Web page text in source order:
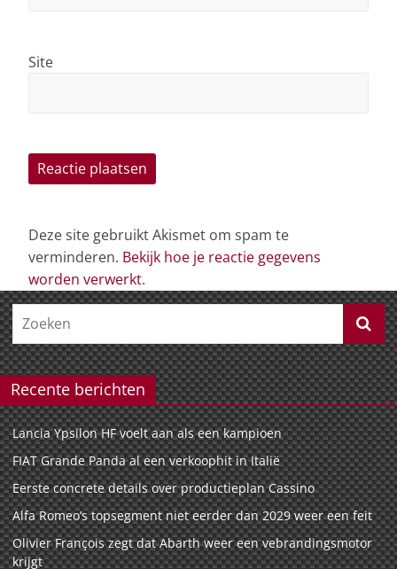
Site
Deze site gebruikt Akismet om spam te
verminderen. Bekijk hoe je reactie gegevens
worden verwerkt.
Recente berichten
Lancia Ypsilon HF voelt aan als een kampioen
FIAT Grande Panda al een verkoophit in Italië
Eerste concrete details over productieplan Cassino
Alfa Romeo’s topsegment niet eerder dan 2029 weer een feit
Olivier François zegt dat Abarth weer een vebrandingsmotor
krijgt